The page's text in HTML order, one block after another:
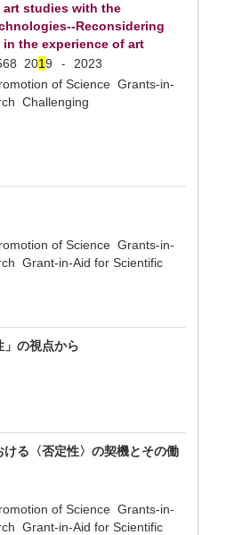
studies with the
Reconsidering
the experience of art
2019 -
2023
of Science Grants-in-
Challenging
of Science Grants-in-
Grant-in-Aid for Scientific
」の視点から
ける〈否定性〉の契機とその働
of Science Grants-in-
Grant-in-Aid for Scientific